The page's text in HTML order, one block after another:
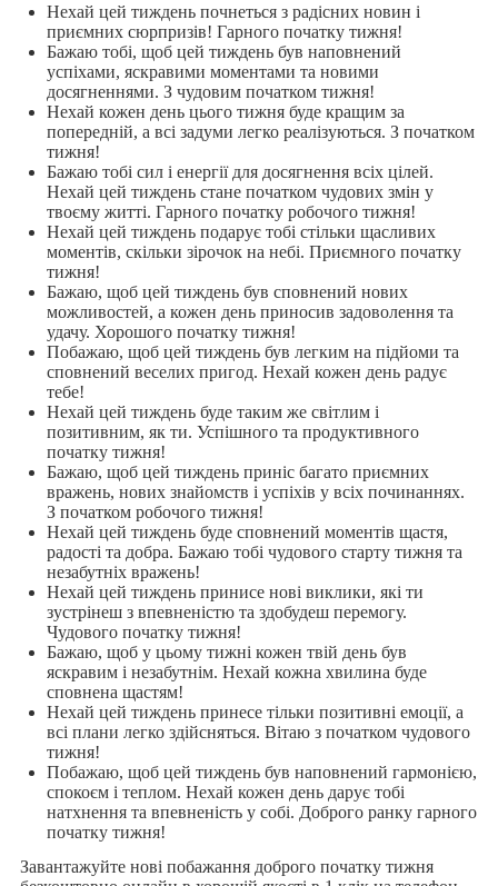
Нехай цей тиждень почнеться з радісних новин і
приємних сюрпризів! Гарного початку тижня!
Бажаю тобі, щоб цей тиждень був наповнений
успіхами, яскравими моментами та новими
досягненнями. З чудовим початком тижня!
Нехай кожен день цього тижня буде кращим за
попередній, а всі задуми легко реалізуються. З початком
тижня!
Бажаю тобі сил і енергії для досягнення всіх цілей.
Нехай цей тиждень стане початком чудових змін у
твоєму житті. Гарного початку робочого тижня!
Нехай цей тиждень подарує тобі стільки щасливих
моментів, скільки зірочок на небі. Приємного початку
тижня!
Бажаю, щоб цей тиждень був сповнений нових
можливостей, а кожен день приносив задоволення та
удачу. Хорошого початку тижня!
Побажаю, щоб цей тиждень був легким на підйоми та
сповнений веселих пригод. Нехай кожен день радує
тебе!
Нехай цей тиждень буде таким же світлим і
позитивним, як ти. Успішного та продуктивного
початку тижня!
Бажаю, щоб цей тиждень приніс багато приємних
вражень, нових знайомств і успіхів у всіх починаннях.
З початком робочого тижня!
Нехай цей тиждень буде сповнений моментів щастя,
радості та добра. Бажаю тобі чудового старту тижня та
незабутніх вражень!
Нехай цей тиждень принисе нові виклики, які ти
зустрінеш з впевненістю та здобудеш перемогу.
Чудового початку тижня!
Бажаю, щоб у цьому тижні кожен твій день був
яскравим і незабутнім. Нехай кожна хвилина буде
сповнена щастям!
Нехай цей тиждень принесе тільки позитивні емоції, а
всі плани легко здійсняться. Вітаю з початком чудового
тижня!
Побажаю, щоб цей тиждень був наповнений гармонією,
спокоєм і теплом. Нехай кожен день дарує тобі
натхнення та впевненість у собі. Доброго ранку гарного
початку тижня!
Завантажуйте нові побажання доброго початку тижня